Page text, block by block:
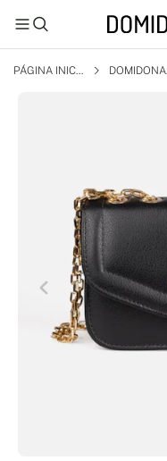
PÁGINA INICI
DOMIDONA